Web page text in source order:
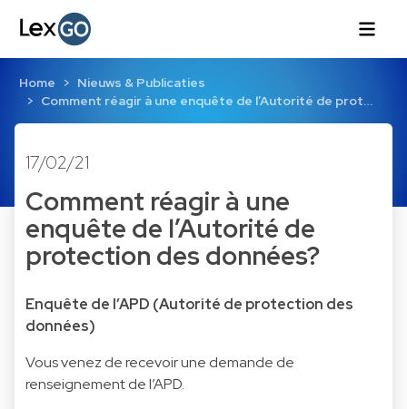
Home
Nieuws & Publicaties
Comment réagir à une enquête de l’Autorité de prot…
17/02/21
Comment réagir à une
enquête de l’Autorité de
protection des données?
Enquête de l’APD (Autorité de protection des
données)
Vous venez de recevoir une demande de
renseignement de l’APD.